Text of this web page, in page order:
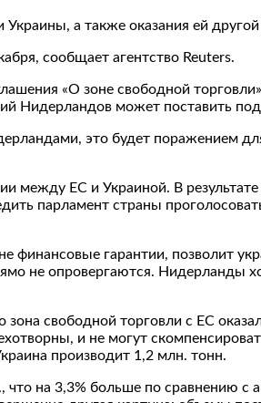
а также оказания ей
сообщает агентство Reuters.
«О зоне свободной
Нидерландов может поставить
это будет поражением
между ЕС и Украиной. В
парламент страны
финансовые гарантии, позволит
не опровергаются. Нидерланды
свободной торговли с ЕС
и не могут
производит 1,2 млн. тонн.
что на 3,3% больше по сравнению